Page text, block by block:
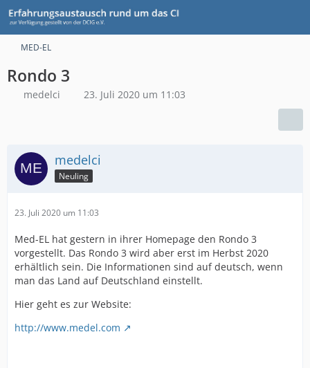
MED-EL
Rondo 3
medelci 23. Juli 2020 um 11:03
medelci
Neuling
23. Juli 2020 um 11:03
Med-EL hat gestern in ihrer Homepage den Rondo 3
vorgestellt. Das Rondo 3 wird aber erst im Herbst 2020
erhältlich sein. Die Informationen sind auf deutsch, wenn
man das Land auf Deutschland einstellt.
Hier geht es zur Website:
http://www.medel.com